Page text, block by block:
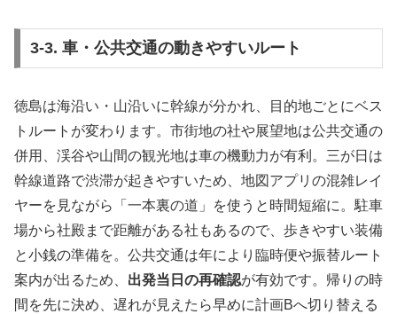
3-3. 車・公共交通の動きやすいルート
徳島は海沿い・山沿いに幹線が分かれ、目的地ごとにベス
トルートが変わります。市街地の社や展望地は公共交通の
併用、渓谷や山間の観光地は車の機動力が有利。三が日は
幹線道路で渋滞が起きやすいため、地図アプリの混雑レイ
ヤーを見ながら「一本裏の道」を使うと時間短縮に。駐車
場から社殿まで距離がある社もあるので、歩きやすい装備
と小銭の準備を。公共交通は年により臨時便や振替ルート
案内が出るため、 出発当日の再確認が有効です。帰りの時
間を先に決め、遅れが見えたら早めに計画Bへ切り替える